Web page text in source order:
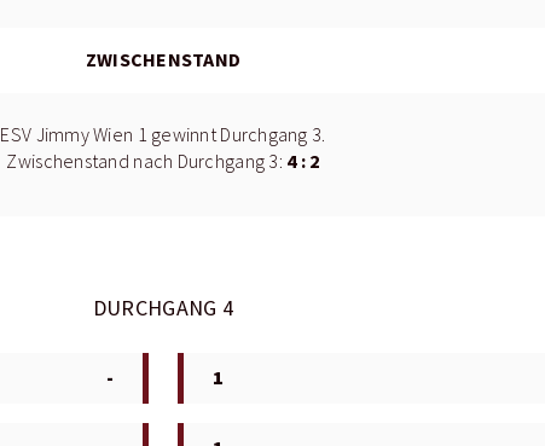
ZWISCHENSTAND
ESV Jimmy Wien 1 gewinnt Durchgang 3.
Zwischenstand nach Durchgang 3: 4 : 2
DURCHGANG 4
- 1